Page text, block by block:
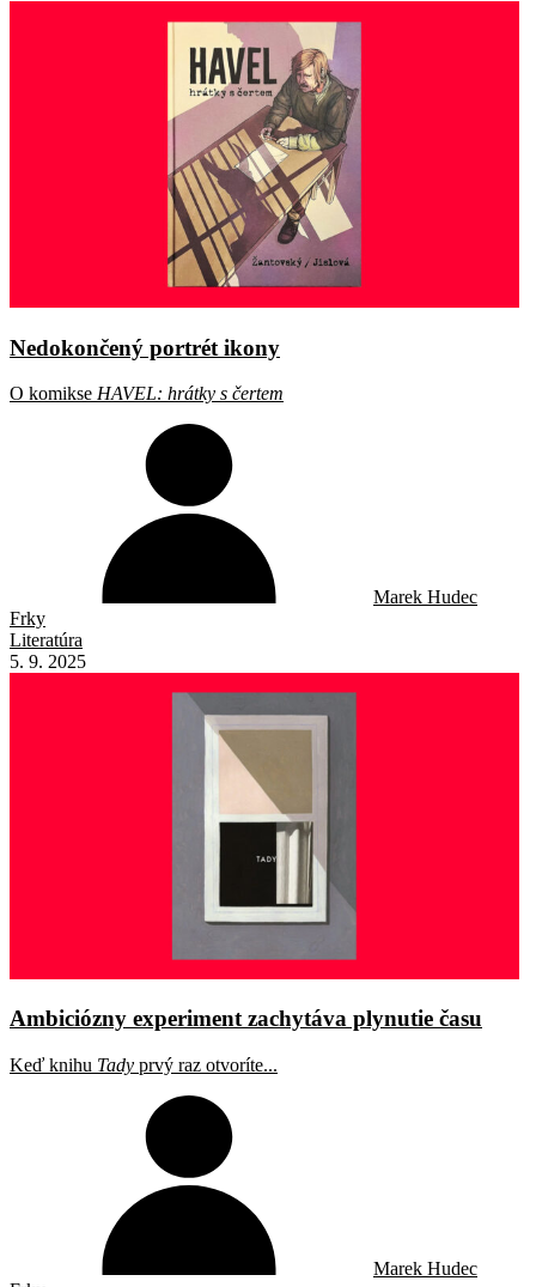
Nedokončený portrét ikony
O komikse HAVEL: hrátky s čertem
Marek Hudec
Frky
Literatúra
5. 9. 2025
Ambiciózny experiment zachytáva plynutie času
Keď knihu Tady prvý raz otvoríte...
Marek Hudec